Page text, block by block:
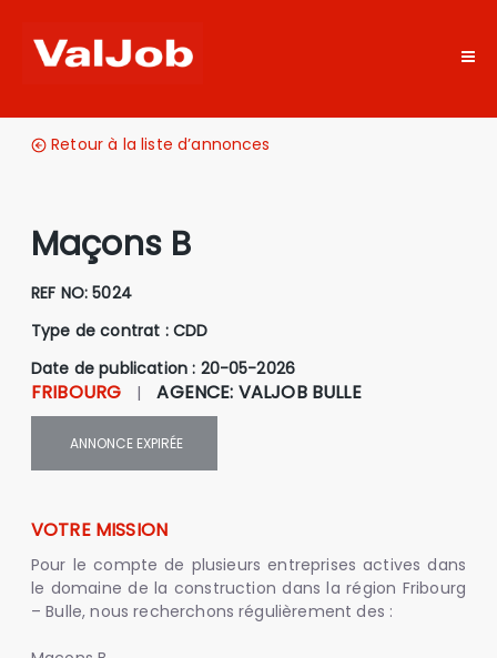
Retour à la liste d’annonces
Maçons B
REF NO:5024
Type de contrat : CDD
Date de publication : 20-05-2026
FRIBOURG | AGENCE: VALJOB BULLE
ANNONCE EXPIRÉE
VOTRE MISSION
Pour le compte de plusieurs entreprises actives dans
le domaine de la construction dans la région Fribourg
– Bulle, nous recherchons régulièrement des :